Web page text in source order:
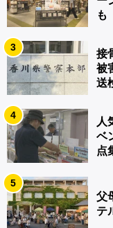
も
3
接
被
送
4
人
ベ
点
5
父
テ